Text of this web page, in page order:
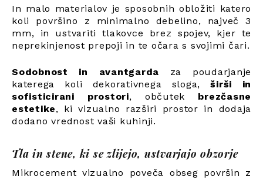
In malo materialov je sposobnih obložiti katero
koli površino z minimalno debelino, največ 3
mm, in ustvariti tlakovce brez spojev, kjer te
neprekinjenost prepoji in te očara s svojimi čari.
Sodobnost in avantgarda za poudarjanje
katerega koli dekorativnega sloga,širši in
sofisticirani prostori, občutek brezčasne
estetike, ki vizualno razširi prostor in dodaja
dodano vrednost vaši kuhinji.
Tla in stene, ki se zlijejo, ustvarjajo obzorje
Mikrocement vizualno poveča obseg površin z